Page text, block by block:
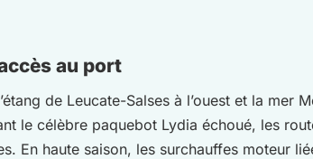
au port
de Leucate-Salses à l’ouest et la mer
le célèbre paquebot Lydia échoué, les
En haute saison, les surchauffes moteur